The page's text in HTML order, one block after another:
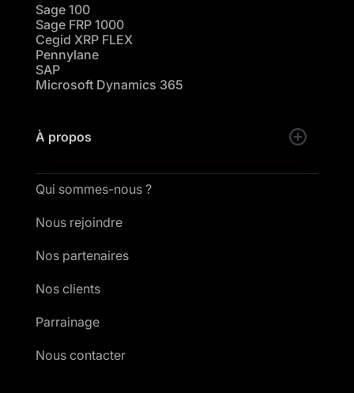
Sage 100
Sage FRP 1000
Cegid XRP FLEX
Pennylane
SAP
Microsoft Dynamics 365
À propos
Qui sommes-nous ?
Nous rejoindre
Nos partenaires
Nos clients
Parrainage
Nous contacter